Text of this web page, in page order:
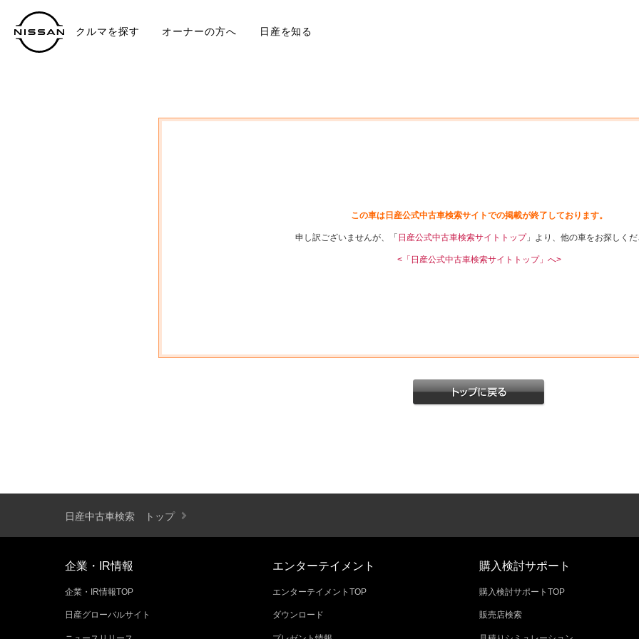
クルマを探す オーナーの方へ 日産を知る
この車は日産公式中古車検索サイトでの掲載が終了しております。
申し訳ございませんが、「 日産公式中古車検索サイトトップ」より、他の車をお探しくだ
<「日産公式中古車検索サイトトップ」へ>
日産中古車検索 トップ
企業・IR情報
企業・IR情報TOP
日産グローバルサイト
エンターテイメント
エンターテイメントTOP
ダウンロード
購入検討サポート
購入検討サポートTOP
販売店検索